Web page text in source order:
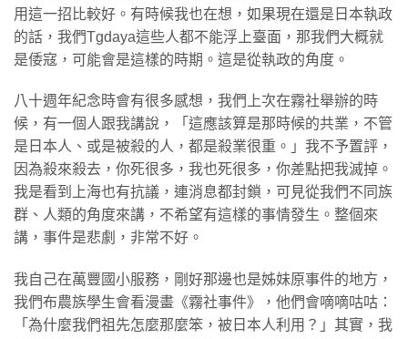
用這一招比較好。有時候我也在想，如果現在還是日本執政
的話，我們Tgdaya這些人都不能浮上臺面，那我們大概就
是倭寇，可能會是這樣的時期。這是從執政的角度。
八十週年紀念時會有很多感想，我們上次在霧社舉辦的時
候，有一個人跟我講說，「這應該算是那時候的共業，不管
是日本人、或是被殺的人，都是殺業很重。」我不予置評，
因為殺來殺去，你死很多，我也死很多，你差點把我滅掉。
我是看到上海也有抗議，連消息都封鎖，可見從我們不同族
群、人類的角度來講，不希望有這樣的事情發生。整個來
講，事件是悲劇，非常不好。
我自己在萬豐國小服務，剛好那邊也是姊妹原事件的地方，
我們布農族學生會看漫畫《霧社事件》，他們會嘀嘀咕咕：
「為什麼我們祖先怎麼那麼笨，被日本人利用？」其實，我